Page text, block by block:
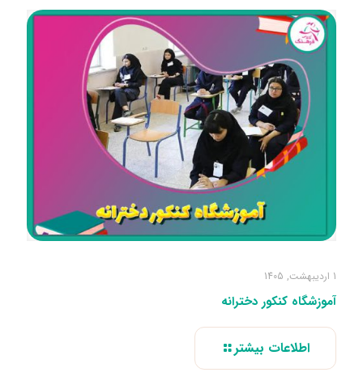
1 اردیبهشت, 1405
آموزشگاه کنکور دخترانه
اطلاعات بیشتر